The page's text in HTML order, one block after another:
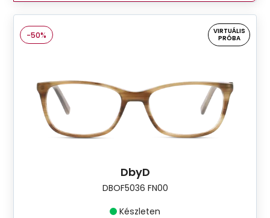
-50%
VIRTUÁLIS
PRÓBA
DbyD
DBOF5036 FN00
Készleten